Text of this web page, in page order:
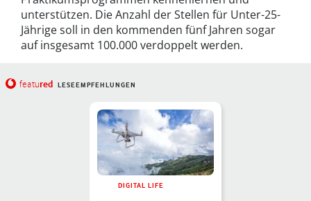
unterstützen. Die Anzahl der Stellen für Unter-25-
Jährige soll in den kommenden fünf Jahren sogar
auf insgesamt 100.000 verdoppelt werden.
featured LESEEMPFEHLUNGEN
DIGITAL LIFE